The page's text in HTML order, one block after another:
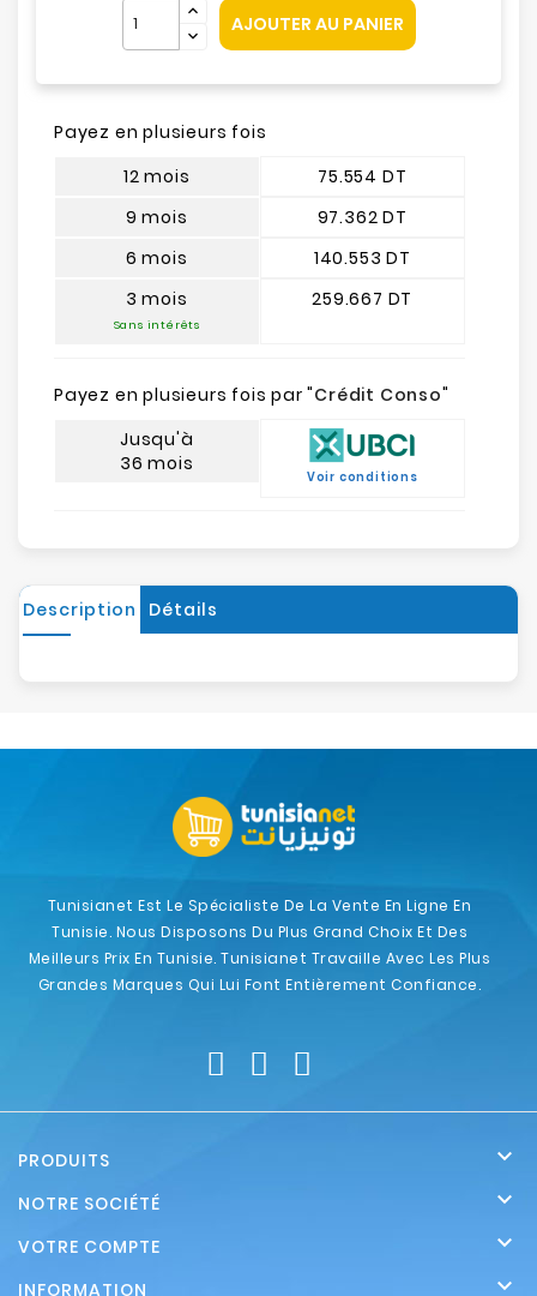
AJOUTER AU PANIER
Payez en plusieurs fois
12 mois
9 mois
6 mois
3 mois
Sans intérêts
75.554 DT
97.362 DT
140.553 DT
259.667 DT
Payez en plusieurs fois par "Crédit Conso"
Jusqu'à
36 mois
Voir conditions
Description Détails
Tunisianet Est Le Spécialiste De La Vente En Ligne En
Tunisie. Nous Disposons Du Plus Grand Choix Et Des
Meilleurs Prix En Tunisie. Tunisianet Travaille Avec Les Plus
Grandes Marques Qui Lui Font Entièrement Confiance.
PRODUITS 
NOTRE SOCIÉTÉ 
VOTRE COMPTE 
INFORMATION 